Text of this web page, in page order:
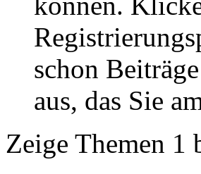
schon
aus, das Sie
Zeige Themen 1